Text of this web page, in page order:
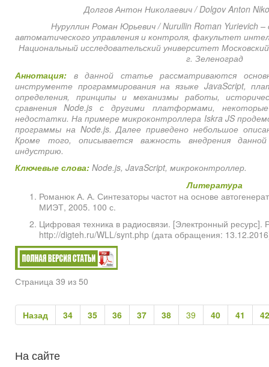
Долгов Антон Николаевич / Dolgov Anton
Нуруллин Роман Юрьевич / Nurullin Roman Yurievich
автоматического управления и контроля, факультет
Национальный исследовательский университет
г. Зеленоград
Аннотация: в данной статье рассматриваются
инструменте программирования на языке JavaScript,
определения, принципы и механизмы работы,
сравнения Node.js с другими платформами,
недостатки. На примере микроконтроллера Iskra JS
программы на Node.js. Далее приведено небольшое
Кроме того, описывается важность внедрения
индустрию.
Ключевые слова: Node.js, JavaScript, микроконтроллер.
Литература
Романюк А. А. Синтезаторы частот на основе
МИЭТ, 2005. 100 с.
Цифровая техника в радиосвязи. [Электронный ресурс].
http://digteh.ru/WLL/synt.php (дата обращения:
Страница 39 из 50
Назад 34 35 36 37 38 39 40 41 42
На сайте